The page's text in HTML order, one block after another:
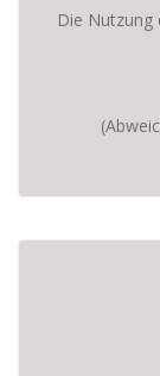
Die Nutzung